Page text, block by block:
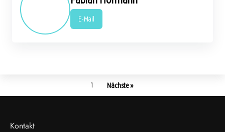
E-Mail
1 Nächste »
Kontakt